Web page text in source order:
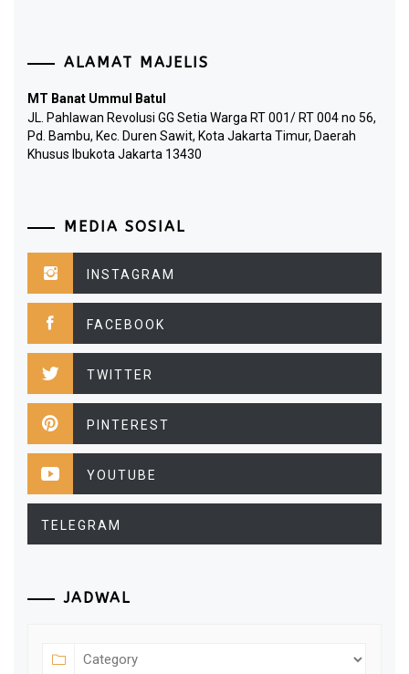
ALAMAT MAJELIS
MT Banat Ummul Batul
JL. Pahlawan Revolusi GG Setia Warga RT 001/ RT 004 no 56,
Pd. Bambu, Kec. Duren Sawit, Kota Jakarta Timur, Daerah
Khusus Ibukota Jakarta 13430
MEDIA SOSIAL
INSTAGRAM
FACEBOOK
TWITTER
PINTEREST
YOUTUBE
TELEGRAM
JADWAL